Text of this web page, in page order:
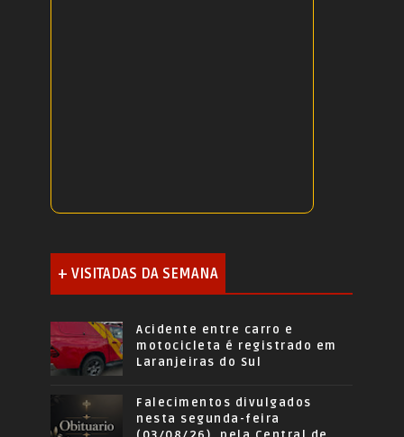
+ VISITADAS DA SEMANA
Acidente entre carro e
motocicleta é registrado em
Laranjeiras do Sul
Falecimentos divulgados
nesta segunda-feira